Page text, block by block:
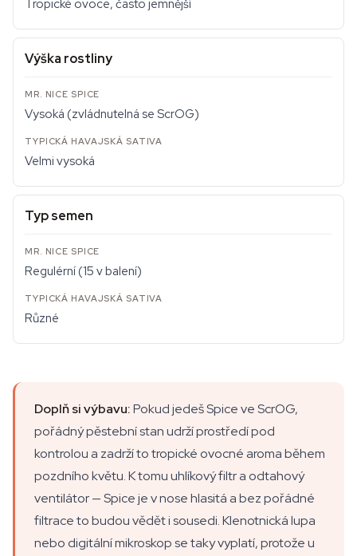
Tropické ovoce, často jemnější
Výška rostliny
Vysoká (zvládnutelná se ScrOG)
Velmi vysoká
Typ semen
Regulérní (15 v balení)
Různé
Doplň si výbavu:Pokud jedeš Spice ve ScrOG,
pořádný pěstební stan udrží prostředí pod
kontrolou a zadrží to tropické ovocné aroma během
pozdního květu. K tomu uhlíkový filtr a odtahový
ventilátor — Spice je v nose hlasitá a bez pořádné
filtrace to budou vědět i sousedi. Klenotnická lupa
nebo digitální mikroskop se taky vyplatí, protože u